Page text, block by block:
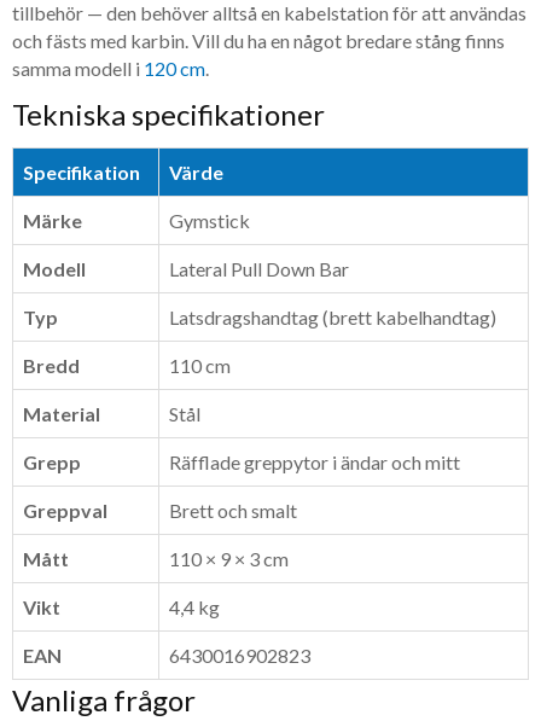
tillbehör — den behöver alltså en kabelstation för att användas
och fästs med karbin. Vill du ha en något bredare stång finns
samma modell i 120 cm.
Tekniska specifikationer
Specifikation Värde
Märke Gymstick
Modell Lateral Pull Down Bar
Typ Latsdragshandtag (brett kabelhandtag)
Bredd 110 cm
Material Stål
Grepp Räfflade greppytor i ändar och mitt
Greppval Brett och smalt
Mått 110 × 9 × 3 cm
Vikt 4,4 kg
EAN 6430016902823
Vanliga frågor